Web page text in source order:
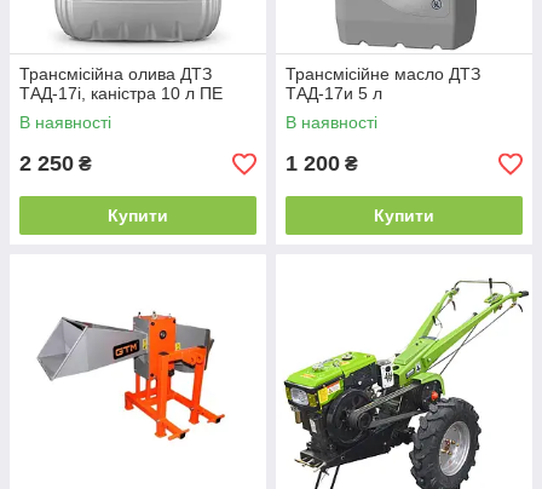
Трансмісійна олива ДТЗ
ТАД-17і, каністра 10 л ПЕ
В наявності
2 250 ₴
Купити
Трансмісійне масло ДТЗ
ТАД-17и 5 л
В наявності
1 200 ₴
Купити